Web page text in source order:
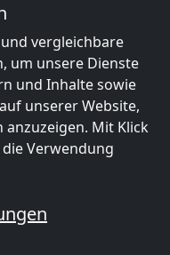
vergleichbare
um unsere Dienste
und Inhalte sowie
unserer Website,
anzuzeigen. Mit Klick
Verwendung